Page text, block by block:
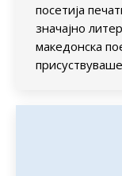
посетија
значајно
македонска